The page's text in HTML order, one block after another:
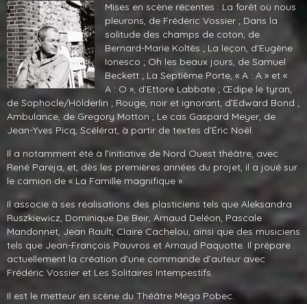
Mises en scène récentes : La forêt où nous
pleurons, de Frédéric Vossier ; Dans la
solitude des champs de coton, de
Bernard-Marie Koltès ; La leçon, d’Eugène
Ionesco ; Oh les beaux jours, de Samuel
Beckett ; La Septième Porte, « A : A » et «
A : O », d’Ettore Labbate ; Œdipe le tyran,
de Sophocle/Hölderlin ; Rouge, noir et ignorant, d’Edward Bond ;
Ambulance, de Gregory Motton ; Le cas Gaspard Meyer, de
Jean-Yves Picq, Scélérat, à partir de textes d’Éric Noël.
Il a notamment été à l’initiative de Nord Ouest théâtre, avec
René Pareja, et, dès les premières années du projet, il a joué sur
le camion de « La Famille magnifique ».
Il associe à ses réalisations des plasticiens tels que Aleksandra
Ruszkiewicz, Dominique De Beir, Arnaud Deléon, Pascale
Mandonnet, Jean Rault, Claire Cachelou, ainsi que des musiciens
tels que Jean-François Pauvros et Arnaud Paquotte. Il prépare
actuellement la création d’une commande d’auteur avec
Frédéric Vossier et Les Solitaires Intempestifs.
Il est le metteur en scène du Théâtre Méga Pobec.